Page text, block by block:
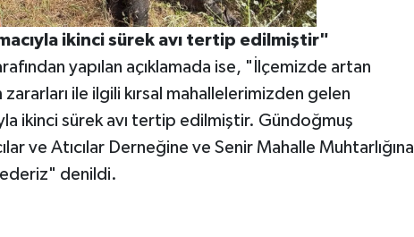
ikinci sürek avı tertip edilmiştir"
yapılan açıklamada ise, "İlçemizde artan
ile ilgili kırsal mahallelerimizden gelen
ikinci sürek avı tertip edilmiştir. Gündoğmuş
ve Atıcılar Derneğine ve Senir Mahalle Muhtarlığına
ederiz" denildi.